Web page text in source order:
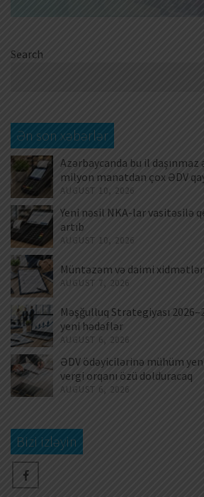
Search
Ən son xəbərlər
Azərbaycanda bu il daşınmaz
milyon manatdan çox ƏDV
AUGUST 10, 2026
Yeni nəsil NKA-lar vasitəsilə
artıb
AUGUST 10, 2026
Müntəzəm və daimi
AUGUST 7, 2026
Məşğulluq Strategiyası
yeni hədəflər
AUGUST 6, 2026
ƏDV ödəyicilərinə mühüm
vergi orqanı özü dolduracaq
AUGUST 6, 2026
Bizi izləyin